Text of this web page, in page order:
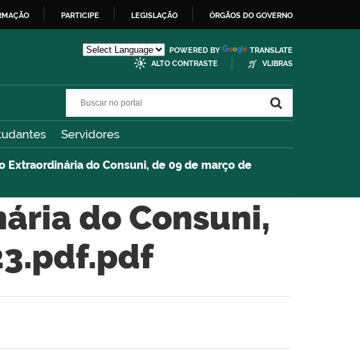
PARTICIPE LEGISLAÇÃO ÓRGÃOS DO GOVERNO
POWERED BY
TRANSLATE
ALTO CONTRASTE
VLIBRAS
Servidores
Extraordinária do Consuni, de 09 de março de
do Consuni,